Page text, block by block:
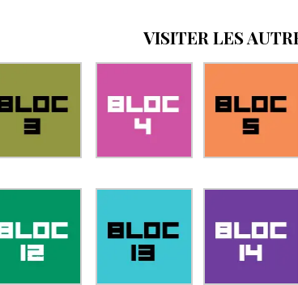
VISITER LES